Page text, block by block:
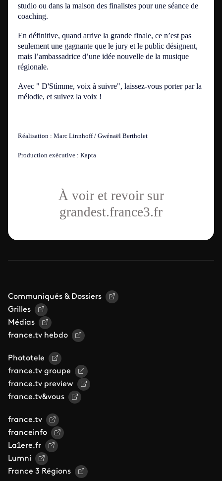
studio ou dans la maison des finalistes pour une séance de
coaching.
En définitive, quand arrive la grande finale, ce n’est pas
seulement une gagnante que le jury et le public désignent,
mais l’ambassadrice d’une idée nouvelle de la musique
régionale.
Avec " D'Stìmme, voix à suivre", laissez-vous porter par la
mélodie, et suivez la voix !
Réalisation : Marc Linnhoff / Gwénaël Bertholet
Production exécutive : Kapta
À voir et revoir sur
grandest.france3.fr
Communiqués & Dossiers
Grilles
Médias
france.tv hebdo
Phototele
france.tv groupe
france.tv preview
france.tv&vous
france.tv
franceinfo
La1ere.fr
Lumni
France 3 Régions